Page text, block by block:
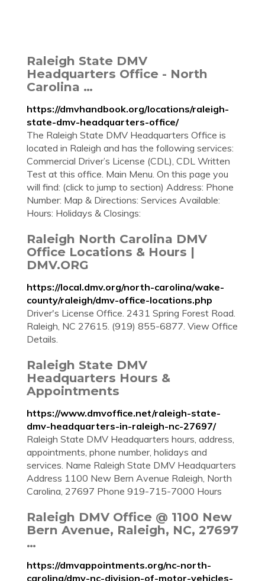
Raleigh State DMV
Headquarters Office - North
Carolina …
https://dmvhandbook.org/locations/raleigh-
state-dmv-headquarters-office/
The Raleigh State DMV Headquarters Office is
located in Raleigh and has the following services:
Commercial Driver’s License (CDL), CDL Written
Test at this office. Main Menu. On this page you
will find: (click to jump to section) Address: Phone
Number: Map & Directions: Services Available:
Hours: Holidays & Closings:
Raleigh North Carolina DMV
Office Locations & Hours |
DMV.ORG
https://local.dmv.org/north-carolina/wake-
county/raleigh/dmv-office-locations.php
Driver's License Office. 2431 Spring Forest Road.
Raleigh, NC 27615. (919) 855-6877. View Office
Details.
Raleigh State DMV
Headquarters Hours &
Appointments
https://www.dmvoffice.net/raleigh-state-
dmv-headquarters-in-raleigh-nc-27697/
Raleigh State DMV Headquarters hours, address,
appointments, phone number, holidays and
services. Name Raleigh State DMV Headquarters
Address 1100 New Bern Avenue Raleigh, North
Carolina, 27697 Phone 919-715-7000 Hours
Raleigh DMV Office @ 1100 New
Bern Avenue, Raleigh, NC, 27697
…
https://dmvappointments.org/nc-north-
carolina/dmv-nc-division-of-motor-vehicles-